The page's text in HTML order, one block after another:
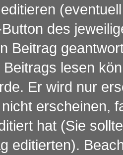
des
Beitrag
lesen
Er wird nur
erscheinen,
hat (Sie
editierten).